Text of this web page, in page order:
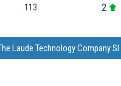
113 2
Laude Technology Company Sl.